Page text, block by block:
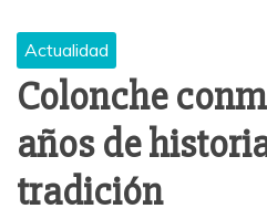
Actualidad
Colonche
años de
tradición